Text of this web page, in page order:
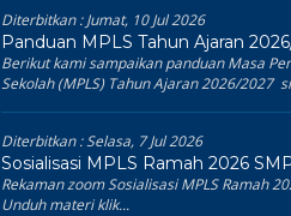
Diterbitkan :Jumat, 10 Jul 2026
Panduan MPLS Tahun Ajaran
Berikut kami sampaikan panduan Masa
Sekolah (MPLS) Tahun Ajaran 2026/2027
Diterbitkan :Selasa, 7 Jul 2026
Sosialisasi MPLS Ramah 2026
Rekaman zoom Sosialisasi MPLS Ramah
Unduh materi klik...